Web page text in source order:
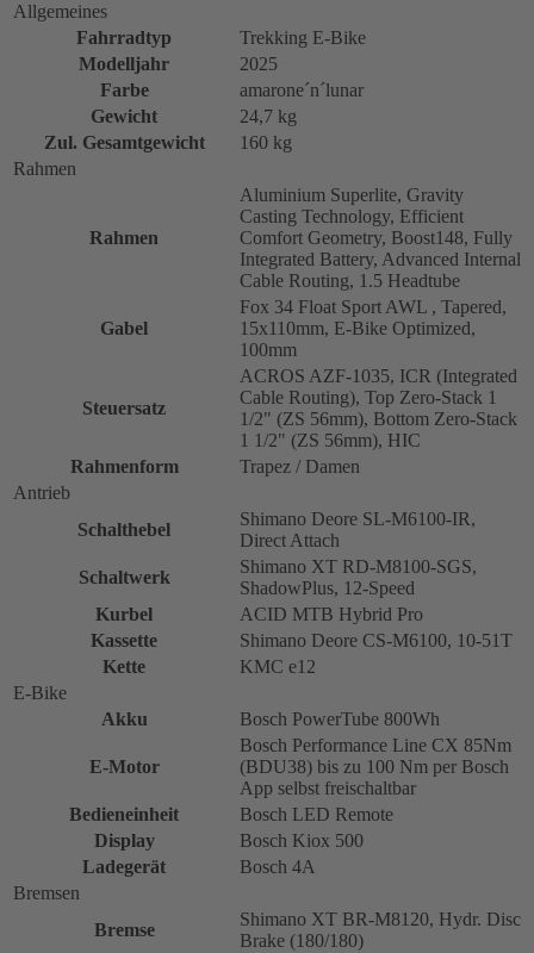
Allgemeines
Fahrradtyp
Trekking E-Bike
Modelljahr
2025
Farbe
amarone´n´lunar
Gewicht
24,7 kg
Zul. Gesamtgewicht
160 kg
Rahmen
Rahmen
Aluminium Superlite, Gravity
Casting Technology, Efficient
Comfort Geometry, Boost148, Fully
Integrated Battery, Advanced Internal
Cable Routing, 1.5 Headtube
Gabel
Fox 34 Float Sport AWL , Tapered,
15x110mm, E-Bike Optimized,
100mm
Steuersatz
ACROS AZF-1035, ICR (Integrated
Cable Routing), Top Zero-Stack 1
1/2" (ZS 56mm), Bottom Zero-Stack
1 1/2" (ZS 56mm), HIC
Rahmenform
Trapez / Damen
Antrieb
Schalthebel
Shimano Deore SL-M6100-IR,
Direct Attach
Schaltwerk
Shimano XT RD-M8100-SGS,
ShadowPlus, 12-Speed
Kurbel
ACID MTB Hybrid Pro
Kassette
Shimano Deore CS-M6100, 10-51T
Kette
KMC e12
E-Bike
Akku
Bosch PowerTube 800Wh
E-Motor
Bosch Performance Line CX 85Nm
(BDU38) bis zu 100 Nm per Bosch
App selbst freischaltbar
Bedieneinheit
Bosch LED Remote
Display
Bosch Kiox 500
Ladegerät
Bosch 4A
Bremsen
Bremse
Shimano XT BR-M8120, Hydr. Disc
Brake (180/180)